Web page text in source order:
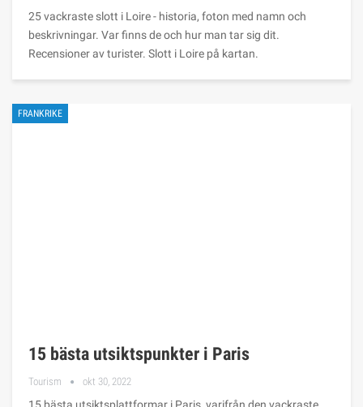
25 vackraste slott i Loire - historia, foton med namn och
beskrivningar. Var finns de och hur man tar sig dit.
Recensioner av turister. Slott i Loire på kartan.
FRANKRIKE
15 bästa utsiktspunkter i Paris
Tourism okt 30, 2022